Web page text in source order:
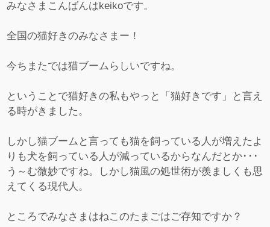
みなさまこんばんはkeikoです。
全国の猫好きのみなさまー！
今ちまたでは猫ブームらしいですね。
ということで猫好きの私もやっと「猫好きです」と言え
る時がきました。
しかし猫ブームと言っても猫を飼っている人が増えたよ
りも犬を飼っている人が減っているからなんだとか･･･
う～む微妙ですね。しかし猫風の処世術が羨ましくも思
えてくる現代人。
ところでみなさまはねこのたまごはご存知ですか？